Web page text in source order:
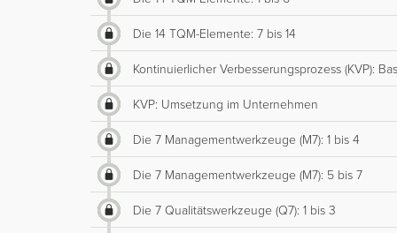
Die 14 TQM-Elemente: 7 bis 14
Kontinuierlicher Verbesserungsprozess (KVP):
KVP: Umsetzung im Unternehmen
Die 7 Managementwerkzeuge (M7): 1 bis 4
Die 7 Managementwerkzeuge (M7): 5 bis 7
Die 7 Qualitätswerkzeuge (Q7): 1 bis 3